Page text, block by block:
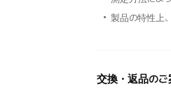
製品の特性上
交換・返品の